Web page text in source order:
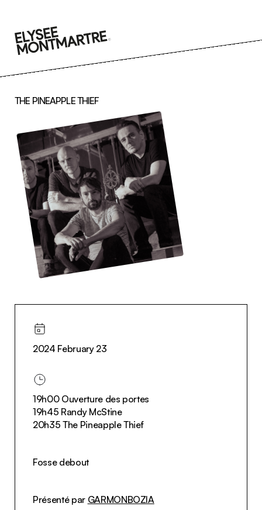
content
THE PINEAPPLE THIEF
2024 February 23
19h00 Ouverture des portes
19h45 Randy McStine
20h35 The Pineapple Thief
Fosse debout
Présenté par GARMONBOZIA